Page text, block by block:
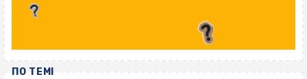
ПО ТЕМІ